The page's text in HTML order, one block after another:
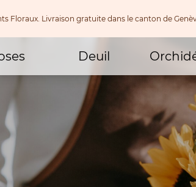
Floraux. Livraison gratuite dans le canton de
Deuil